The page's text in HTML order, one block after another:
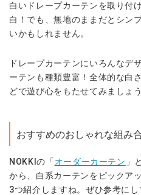
白いドレープカーテンを取り付
白！でも、無地のままだとシン
いかもしれません。
ドレープカーテンにいろんなデ
ーテンも種類豊富！全体的な白
どで遊び心をもたせてみましょう
おすすめのおしゃれな組み
NOKKIの「 オーダーカーテン 」
から、白系カーテンをピックア
3つ紹介しますね。ぜひ参考にし